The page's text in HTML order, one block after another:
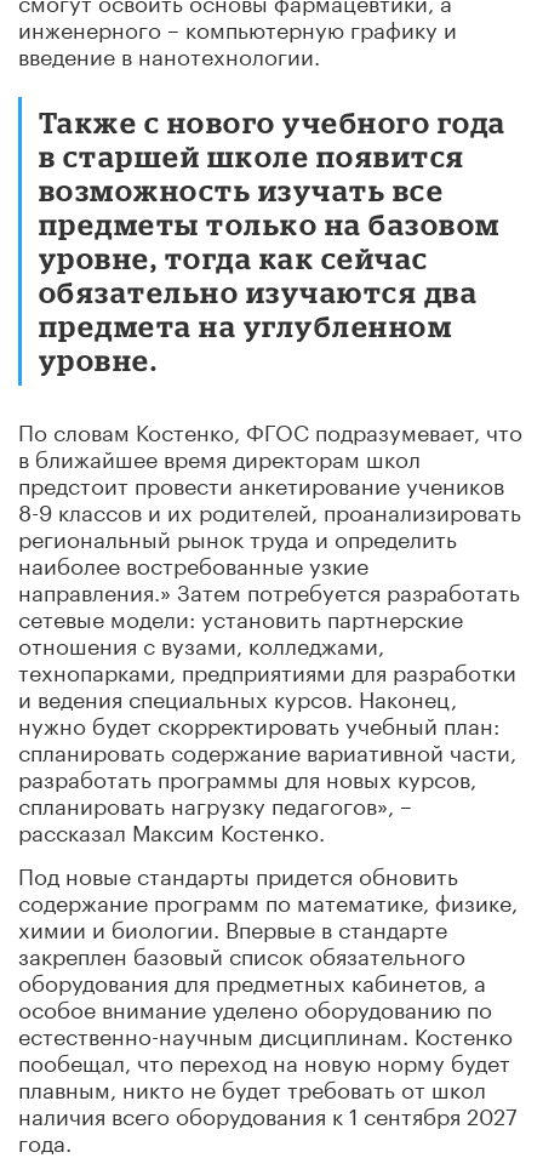
инженерного – компьютерную графику и
введение в нанотехнологии.
Также с нового учебного года
в старшей школе появится
возможность изучать все
предметы только на базовом
уровне, тогда как сейчас
обязательно изучаются два
предмета на углубленном
уровне.
По словам Костенко, ФГОС подразумевает, что
в ближайшее время директорам школ
предстоит провести анкетирование учеников
8-9 классов и их родителей, проанализировать
региональный рынок труда и определить
наиболее востребованные узкие
направления.» Затем потребуется разработать
сетевые модели: установить партнерские
отношения с вузами, колледжами,
технопарками, предприятиями для разработки
и ведения специальных курсов. Наконец,
нужно будет скорректировать учебный план:
спланировать содержание вариативной части,
разработать программы для новых курсов,
спланировать нагрузку педагогов», –
рассказал Максим Костенко.
Под новые стандарты придется обновить
содержание программ по математике, физике,
химии и биологии. Впервые в стандарте
закреплен базовый список обязательного
оборудования для предметных кабинетов, а
особое внимание уделено оборудованию по
естественно-научным дисциплинам. Костенко
пообещал, что переход на новую норму будет
плавным, никто не будет требовать от школ
наличия всего оборудования к 1 сентября 2027
года.